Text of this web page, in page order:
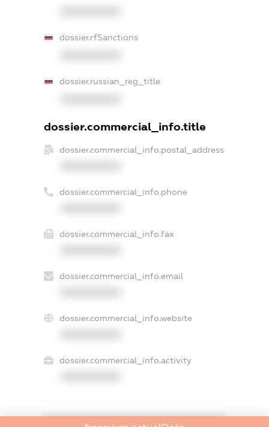
dossier.rfSanctions
dossier.russian_reg_title
dossier.commercial_info.title
dossier.commercial_info.postal_address
dossier.commercial_info.phone
dossier.commercial_info.fax
dossier.commercial_info.email
dossier.commercial_info.website
dossier.commercial_info.activity